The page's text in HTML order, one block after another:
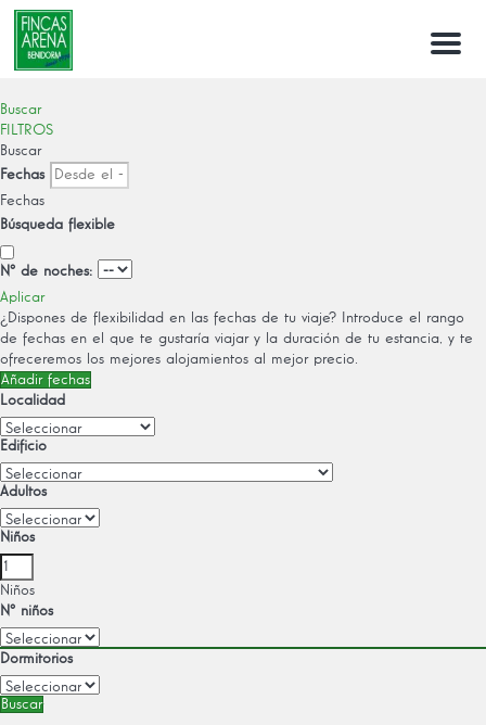
Menu
Buscar
FILTROS
Buscar
Fechas
Fechas
Búsqueda flexible
Nº de noches:
Aplicar
¿Dispones de flexibilidad en las fechas de tu viaje?
Introduce el rango
de fechas en el que te gustaría viajar y la duración de tu estancia, y te
ofreceremos los mejores alojamientos al mejor precio.
Añadir fechas
Localidad
Edificio
Adultos
Niños
Niños
Nº niños
Dormitorios
Buscar